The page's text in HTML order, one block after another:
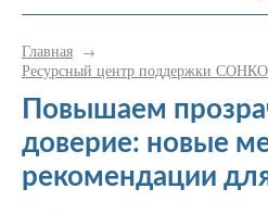
Главная →
Ресурсный центр поддержки
Повышаем
доверие: новые
рекомендации